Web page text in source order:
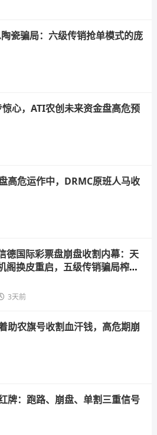
瓷骗局：六级传销抢单模式的庞
心，ATI农创未来资金盘高危预
高危运作中，DRMC原班人马收
德国际彩票盘崩盘收割内幕：天
阁换皮重启，五级传销骗局榨干
3天前
助农旗号收割血汗钱，高危期崩
牌：跑路、崩盘、单割三重信号